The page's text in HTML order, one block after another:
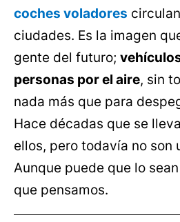
coches voladores
ciudades. Es la imagen
gente del futuro;
personas por el aire, sin
nada más que para
Hace décadas que se
ellos, pero todavía no son
Aunque puede que lo
que pensamos.